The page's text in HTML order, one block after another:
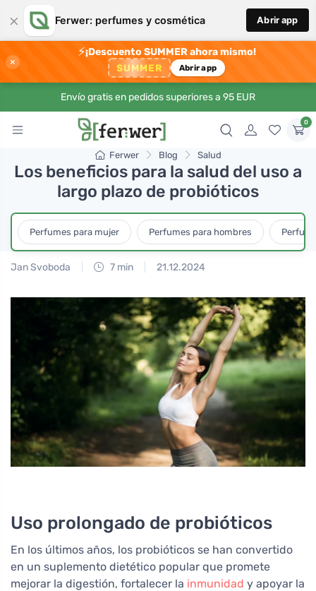
× Ferwer: perfumes y cosmética Abrir app
×
⚡¡Descuento SUMMER ahora mismo!
SUMMER Abrir app
Envío gratis en pedidos superiores a 95 EUR
0
Ferwer Blog Salud
Los beneficios para la salud del uso a
largo plazo de probióticos
Perfumes para mujer Perfumes para hombres
Jan Svoboda 7 min 21.12.2024
Uso prolongado de probióticos
En los últimos años, los probióticos se han convertido
en un suplemento dietético popular que promete
mejorar la digestión, fortalecer la inmunidad y apoyar la